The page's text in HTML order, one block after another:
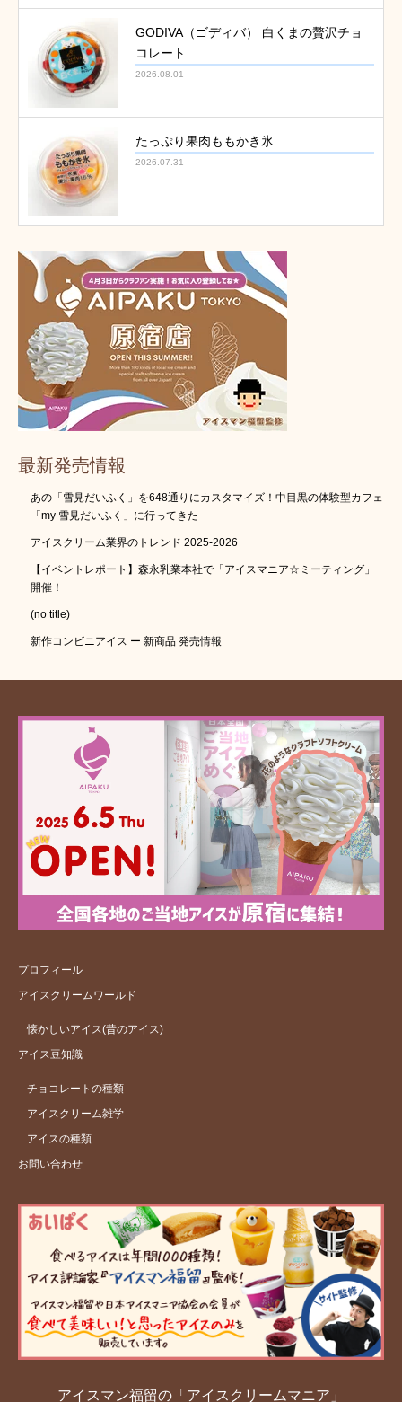
GODIVA（ゴディバ） 白くまの贅沢チョ
コレート
2026.08.01
たっぷり果肉ももかき氷
2026.07.31
最新発売情報
あの「雪見だいふく」を648通りにカスタマイズ！中目黒の体験型カフェ
「my 雪見だいふく」に行ってきた
アイスクリーム業界のトレンド 2025-2026
【イベントレポート】森永乳業本社で「アイスマニア☆ミーティング」
開催！
(no title)
新作コンビニアイス ー 新商品 発売情報
プロフィール
アイスクリームワールド
懐かしいアイス(昔のアイス)
アイス豆知識
チョコレートの種類
アイスクリーム雑学
アイスの種類
お問い合わせ
アイスマン福留の「アイスクリームマニア」